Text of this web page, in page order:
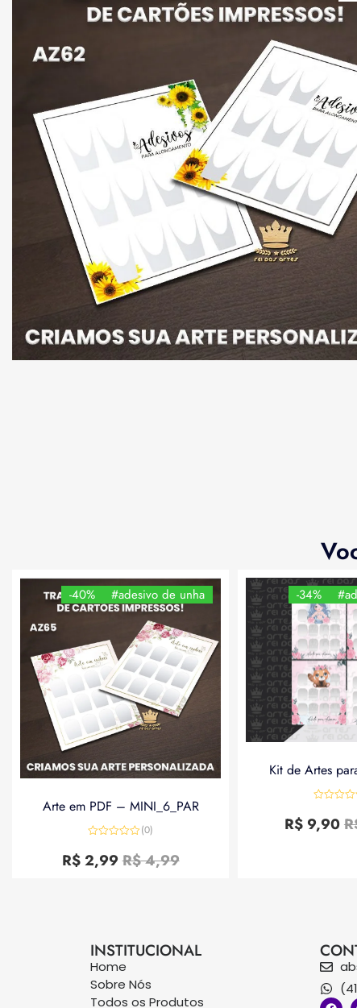
-40% #adesivo de unha
Arte em PDF – MINI_6_PAR
0
de
(0)
R$4,99
R$2,99
-34%
Kit de Artes
0
de
R$9,90
INSTITUCIONAL
Home
Sobre Nós
Todos os Produtos